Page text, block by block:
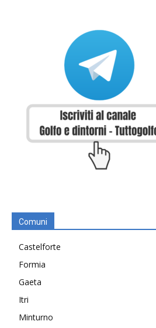
Comuni
Castelforte
Formia
Gaeta
Itri
Minturno